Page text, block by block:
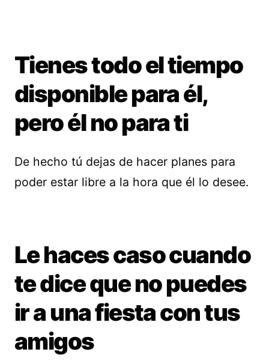
Tienes todo el tiempo
disponible para él,
pero él no para ti
De hecho tú dejas de hacer planes para
poder estar libre a la hora que él lo desee.
Le haces caso cuando
te dice que no puedes
ir a una fiesta con tus
amigos